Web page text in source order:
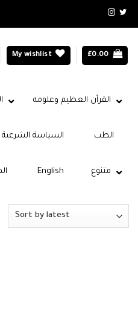
My wishlist £0.00
القرآن العظيم وعلومه
السياسة الطب
متنوع English